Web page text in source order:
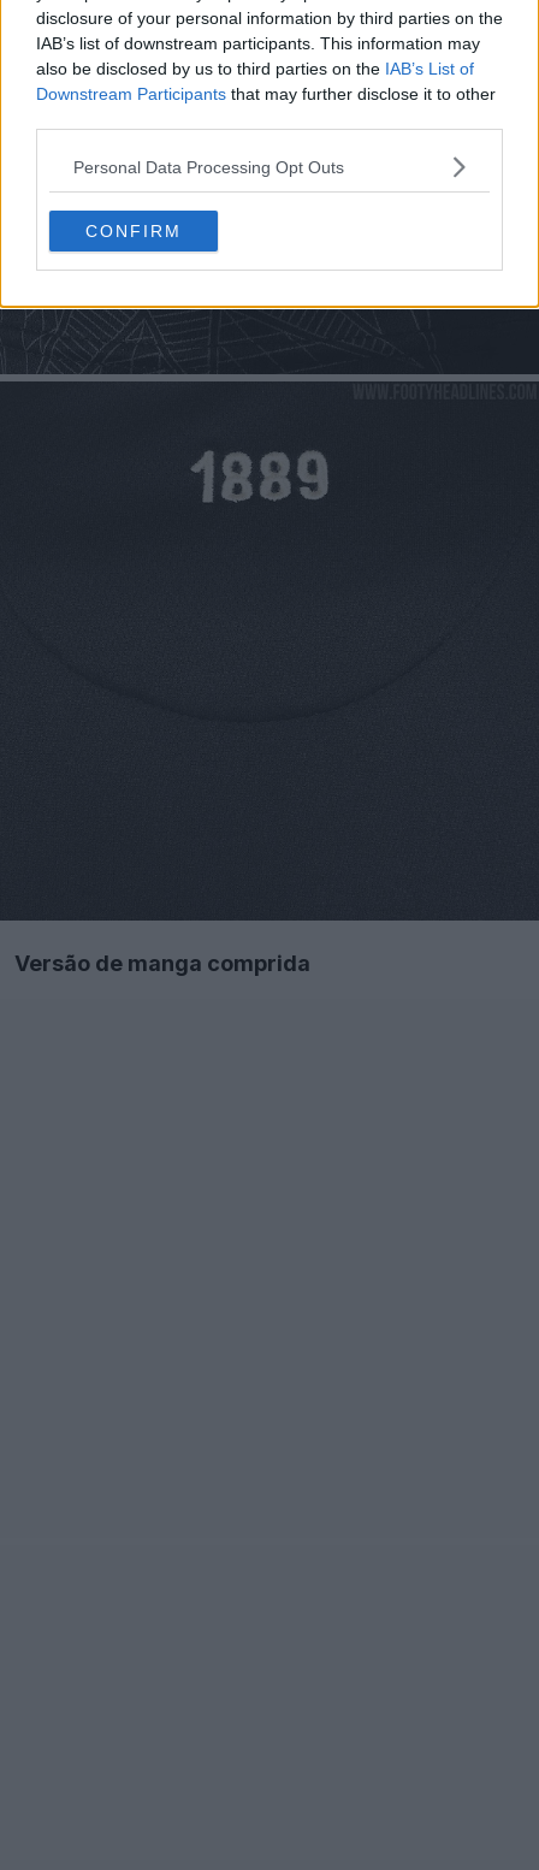
disclosure of your personal information by third parties on the
IAB’s list of downstream participants. This information may
also be disclosed by us to third parties on the IAB’s List of
Downstream Participants that may further disclose it to other
Personal Data Processing Opt Outs
CONFIRM
Versão de manga comprida